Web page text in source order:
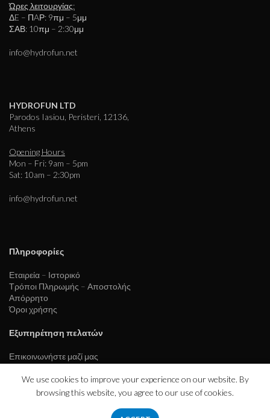
Ώρες λειτουργίας:
ΔE – ΠAΡ: 9πμ – 5μμ
ΣΑΒ: 10πμ – 2:30μμ
info@hydrofun.net
HYDROFUN LTD
Parodos Iasiou, Peristeri, 12136,
Athens
Opening Hours
Mon – Fri: 9am – 5pm
Sat: 10am – 2:30pm
info@hydrofun.net
Πληροφορίες
Εταιρεία – Ιστορικό
Τρόποι Πληρωμής – Αποστολής
Απόρρητο
Όροι χρήσης
Εξυπηρέτηση πελατών
Επικοινωνήστε μαζί μας
We use cookies to improve your experience on our website. By
browsing this website, you agree to our use of cookies.